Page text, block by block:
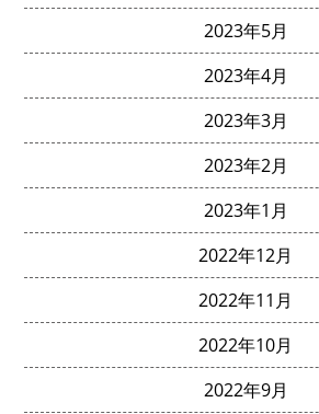
2023年5月
2023年4月
2023年3月
2023年2月
2023年1月
2022年12月
2022年11月
2022年10月
2022年9月